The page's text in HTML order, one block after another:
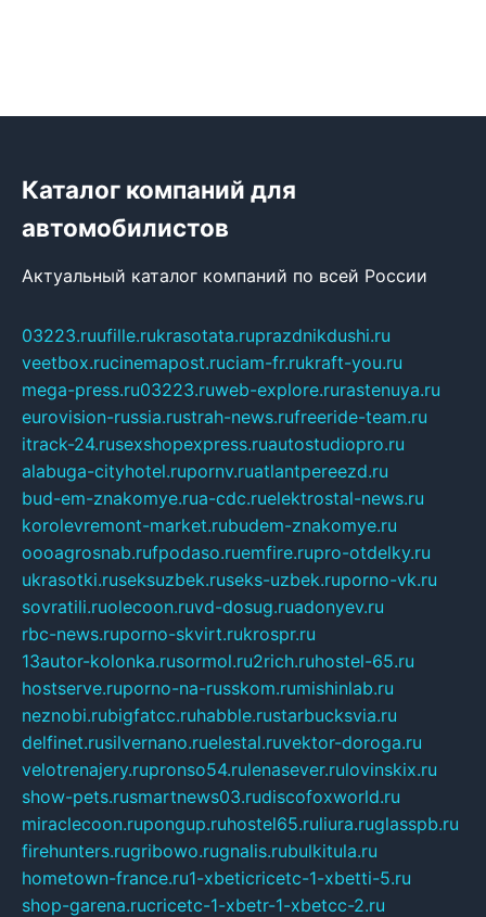
Каталог компаний для
автомобилистов
Актуальный каталог компаний по всей России
03223.ruufille.rukrasotata.ruprazdnikdushi.ru
veetbox.rucinemapost.ruciam-fr.rukraft-you.ru
mega-press.ru03223.ruweb-explore.rurastenuya.ru
eurovision-russia.rustrah-news.rufreeride-team.ru
itrack-24.rusexshopexpress.ruautostudiopro.ru
alabuga-cityhotel.rupornv.ruatlantpereezd.ru
bud-em-znakomye.rua-cdc.ruelektrostal-news.ru
korolevremont-market.rubudem-znakomye.ru
oooagrosnab.rufpodaso.ruemfire.rupro-otdelky.ru
ukrasotki.ruseksuzbek.ruseks-uzbek.ruporno-vk.ru
sovratili.ruolecoon.ruvd-dosug.ruadonyev.ru
rbc-news.ruporno-skvirt.rukrospr.ru
13autor-kolonka.rusormol.ru2rich.ruhostel-65.ru
hostserve.ruporno-na-russkom.rumishinlab.ru
neznobi.rubigfatcc.ruhabble.rustarbucksvia.ru
delfinet.rusilvernano.ruelestal.ruvektor-doroga.ru
velotrenajery.rupronso54.rulenasever.rulovinskix.ru
show-pets.rusmartnews03.rudiscofoxworld.ru
miraclecoon.rupongup.ruhostel65.ruliura.ruglasspb.ru
firehunters.rugribowo.rugnalis.rubulkitula.ru
hometown-france.ru1-xbeticricetc-1-xbetti-5.ru
shop-garena.rucricetc-1-xbetr-1-xbetcc-2.ru